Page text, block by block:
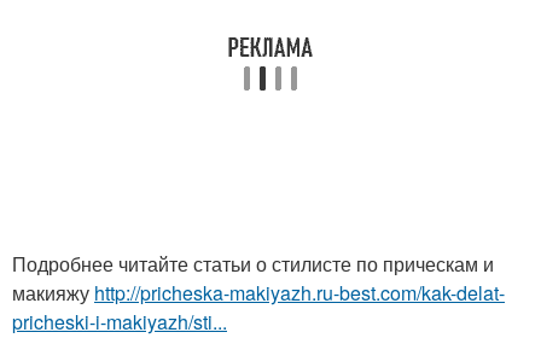
Подробнее читайте статьи о стилисте по прическам и
макияжу http://pricheska-makiyazh.ru-best.com/kak-delat-
pricheski-i-makiyazh/sti...